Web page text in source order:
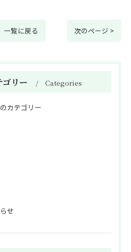
一覧に戻る 次のページ >
ゴリー Categories
カテゴリー
せ